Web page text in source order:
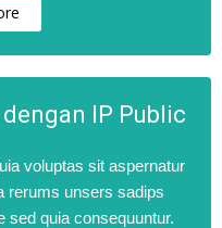
IP Public
voluptas sit aspernatur
rerums unsers sadips
sed quia consequuntur.